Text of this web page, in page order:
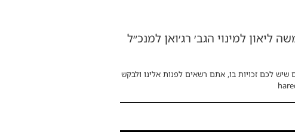
למינוי הגב׳ רג׳ואן למנכ״ל
שיש לכם זכויות בו, אתם רשאים לפנות אלינו ולבקש